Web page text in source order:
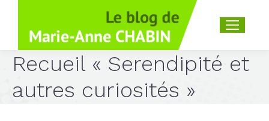
Recherche
Recueil « Serendipité et
autres curiosités »